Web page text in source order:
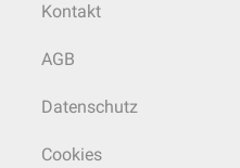
Kontakt
AGB
Datenschutz
Cookies